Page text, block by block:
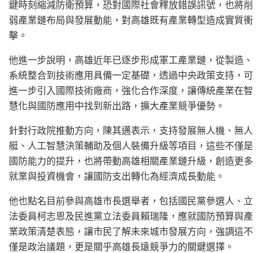
鍵時刻縮減防衛預算，恐對國際社會釋放錯誤訊號，也將削
弱產業鏈布局與發展動能，對高雄既有產業轉型造成實質衝
擊。
他進一步說明，高雄近年已逐步形成軍工產業鏈，從製造、
系統整合到技術應用具備一定基礎，透過中央政策支持，可
進一步引入國際技術廠商，強化合作深度，讓傳統產業在智
慧化與國防應用中找到新出路，擴大產業競爭優勢。
針對行政院推動方向，陳其邁表示，支持發展無人機、無人
艇、人工智慧決策輔助及個人裝備升級等項目，這些不僅是
國防能力的提升，也將帶動高雄相關產業鏈升級，創造更多
就業與投資機會，讓國防支出轉化為經濟成長動能。
他也點名目前參與高雄市長選舉者，包括國民黨參選人、立
法委員柯志恩及民進黨立法委員賴瑞隆，應就國防預算與產
業政策清楚表態，讓市民了解未來城市發展方向，強調這不
僅是政治議題，更是關乎高雄長遠競爭力的關鍵選擇。